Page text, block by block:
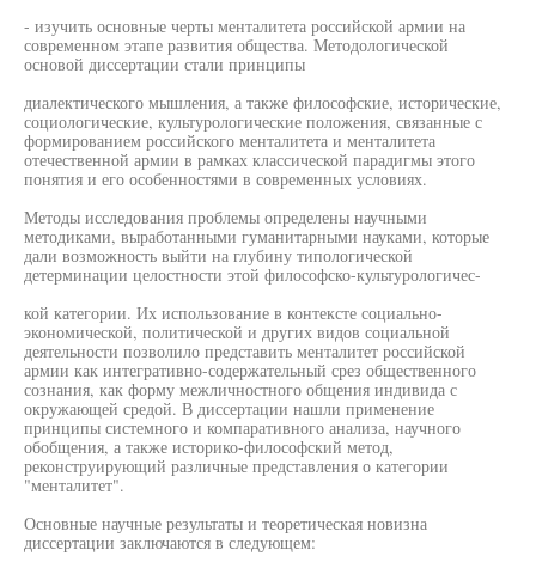
- изучить основные черты менталитета российской армии на
современном этапе развития общества. Методологической
основой диссертации стали принципы
диалектического мышления, а также философские, исторические,
социологические, культурологические положения, связанные с
формированием российского менталитета и менталитета
отечественной армии в рамках классической парадигмы этого
понятия и его особенностями в современных условиях.
Методы исследования проблемы определены научными
методиками, выработанными гуманитарными науками, которые
дали возможность выйти на глубину типологической
детерминации целостности этой философско-культурологичес-
кой категории. Их использование в контексте социально-
экономической, политической и других видов социальной
деятельности позволило представить менталитет российской
армии как интегративно-содержательный срез общественного
сознания, как форму межличностного общения индивида с
окружающей средой. В диссертации нашли применение
принципы системного и компаративного анализа, научного
обобщения, а также историко-философский метод,
реконструирующий различные представления о категории
"менталитет".
Основные научные результаты и теоретическая новизна
диссертации заключаются в следующем: